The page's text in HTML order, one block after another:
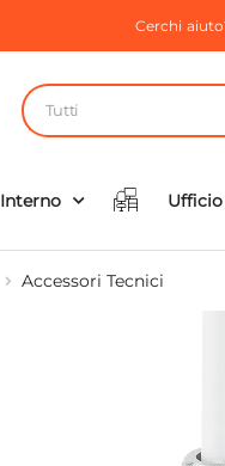
Cerchi
Tutti
Interno Ufficio
Accessori Tecnici